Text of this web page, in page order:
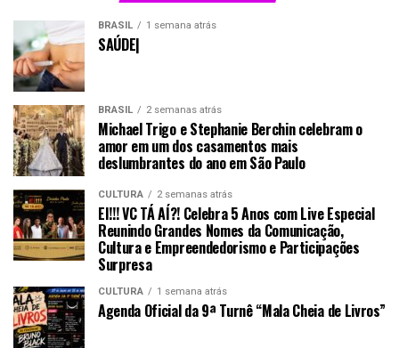
BRASIL 1 semana atrás
SAÚDE|
BRASIL 2 semanas atrás
Michael Trigo e Stephanie Berchin celebram o
amor em um dos casamentos mais
deslumbrantes do ano em São Paulo
CULTURA 2 semanas atrás
EI!!! VC TÁ AÍ?! Celebra 5 Anos com Live Especial
Reunindo Grandes Nomes da Comunicação,
Cultura e Empreendedorismo e Participações
Surpresa
CULTURA 1 semana atrás
Agenda Oficial da 9ª Turnê “Mala Cheia de Livros”